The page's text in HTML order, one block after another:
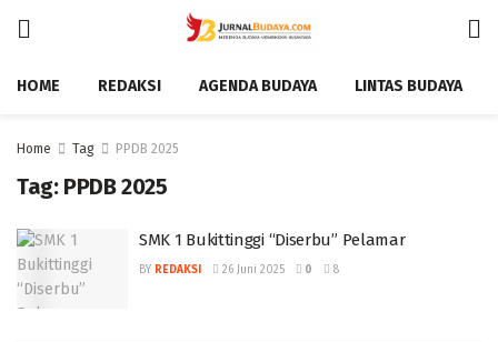
HOME REDAKSI AGENDA BUDAYA LINTAS BUDAYA
Home Tag PPDB 2025
Tag: PPDB 2025
SMK 1 Bukittinggi “Diserbu” Pelamar
BY REDAKSI 26 Juni 2025 0 8